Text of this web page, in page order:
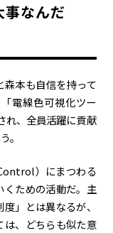
事なんだ
森本も自信を持って
電線色可視化ツー
れ、全員活躍に貢献
。
）にまつわる
くための活動だ。主
」とは異なるが、
は、どちらも似た意